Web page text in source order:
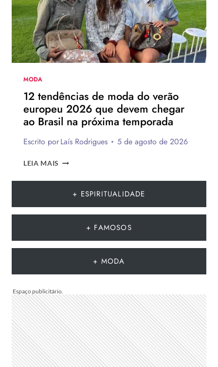
HAVAIANAS?
MODA
12 tendências de moda do verão
europeu 2026 que devem chegar
ao Brasil na próxima temporada
Escrito porLaís Rodrigues 5 de agosto de 2026
LEIA MAIS
DE
MODA
QUE
AO
NA
PRÓXIMA
TEMPORADA
+ ESPIRITUALIDADE
+ FAMOSOS
+ MODA